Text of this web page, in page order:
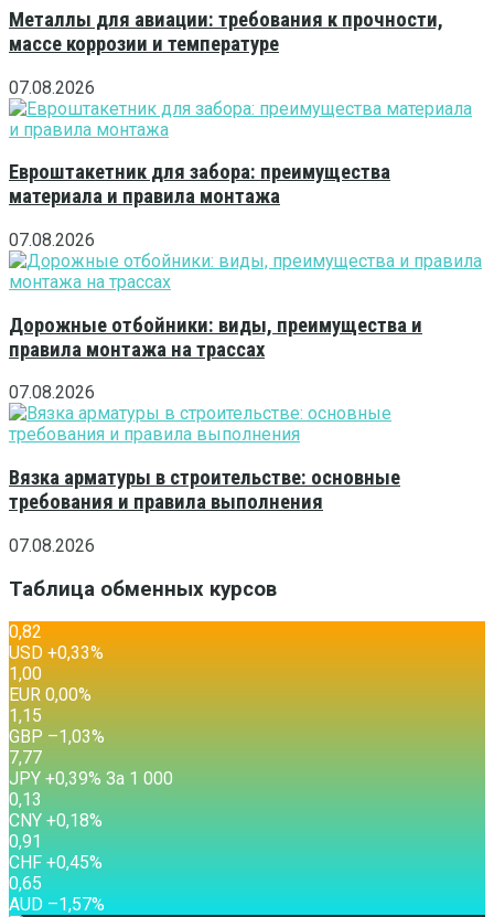
Металлы для авиации: требования к прочности,
массе коррозии и температуре
07.08.2026
Евроштакетник для забора: преимущества
материала и правила монтажа
07.08.2026
Дорожные отбойники: виды, преимущества и
правила монтажа на трассах
07.08.2026
Вязка арматуры в строительстве: основные
требования и правила выполнения
07.08.2026
Таблица обменных курсов
0,82
USD +0,33%
1,00
EUR 0,00%
1,15
GBP –1,03%
7,77
JPY +0,39% За 1 000
0,13
CNY +0,18%
0,91
CHF +0,45%
0,65
AUD –1,57%